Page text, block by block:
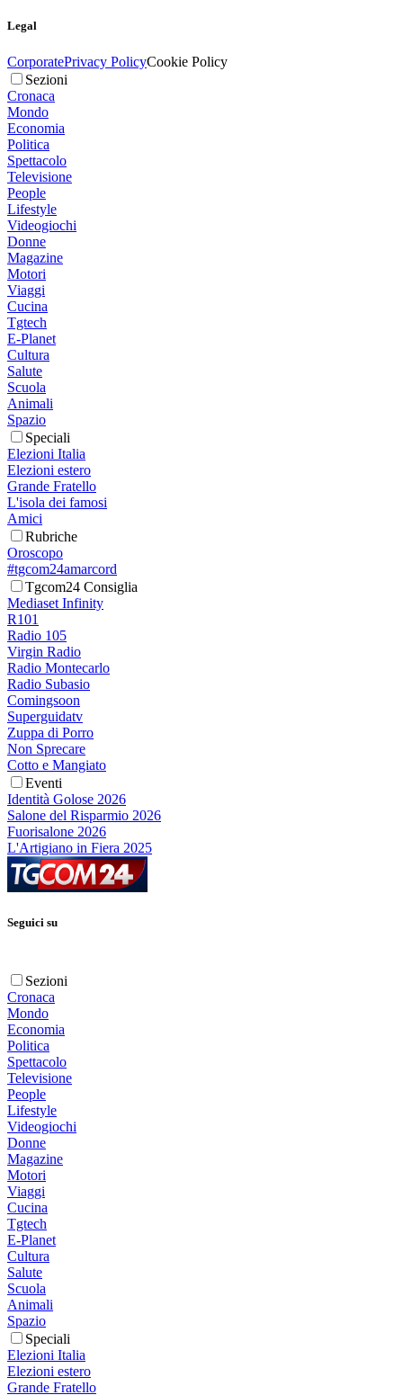
Legal
CorporatePrivacy PolicyCookie Policy
Sezioni
Cronaca
Mondo
Economia
Politica
Spettacolo
Televisione
People
Lifestyle
Videogiochi
Donne
Magazine
Motori
Viaggi
Cucina
Tgtech
E-Planet
Cultura
Salute
Scuola
Animali
Spazio
Speciali
Elezioni Italia
Elezioni estero
Grande Fratello
L'isola dei famosi
Amici
Rubriche
Oroscopo
#tgcom24amarcord
Tgcom24 Consiglia
Mediaset Infinity
R101
Radio 105
Virgin Radio
Radio Montecarlo
Radio Subasio
Comingsoon
Superguidatv
Zuppa di Porro
Non Sprecare
Cotto e Mangiato
Eventi
Identità Golose 2026
Salone del Risparmio 2026
Fuorisalone 2026
L'Artigiano in Fiera 2025
Seguici su
Sezioni
Cronaca
Mondo
Economia
Politica
Spettacolo
Televisione
People
Lifestyle
Videogiochi
Donne
Magazine
Motori
Viaggi
Cucina
Tgtech
E-Planet
Cultura
Salute
Scuola
Animali
Spazio
Speciali
Elezioni Italia
Elezioni estero
Grande Fratello